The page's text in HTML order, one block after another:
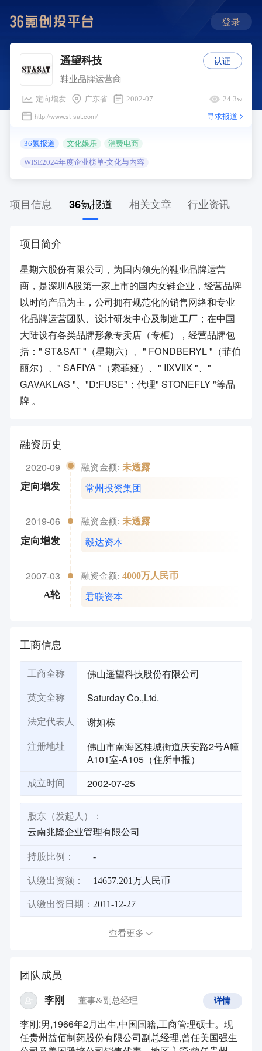
登录
遥望科技
鞋业品牌运营商
定向增发 广东省 2002-07 24.3w
http://www.st-sat.com/ 寻求报道
36氪报道 文化娱乐 消费电商
WISE2024年度企业榜单-文化与内容
认证
项目信息 36氪报道 相关文章 行业资讯
项目简介
星期六股份有限公司，为国内领先的鞋业品牌运营
商，是深圳A股第一家上市的国内女鞋企业，经营品牌
以时尚产品为主，公司拥有规范化的销售网络和专业
化品牌运营团队、设计研发中心及制造工厂；在中国
大陆设有各类品牌形象专卖店（专柜），经营品牌包
括：" ST&SAT "（星期六）、" FONDBERYL "（菲伯
丽尔）、" SAFIYA "（索菲娅）、" IIXVIIX "、"
GAVAKLAS "、"D:FUSE"；代理" STONEFLY "等品
牌 。
融资历史
2020-09
定向增发
融资金额: 未透露
常州投资集团
2019-06
定向增发
融资金额: 未透露
毅达资本
2007-03
A轮
融资金额: 4000万人民币
君联资本
工商信息
工商全称 佛山遥望科技股份有限公司
英文全称 Saturday Co.,Ltd.
法定代表人 谢如栋
注册地址
佛山市南海区桂城街道庆安路2号A幢
A101室-A105（住所申报）
成立时间 2002-07-25
股东（发起人）：
云南兆隆企业管理有限公司
持股比例： -
认缴出资额： 14657.201万人民币
认缴出资日期： 2011-12-27
查看更多
团队成员
李刚 董事&副总经理
李刚:男,1966年2月出生,中国国籍,工商管理硕士。现
任贵州益佰制药股份有限公司副总经理,曾任美国强生
详情